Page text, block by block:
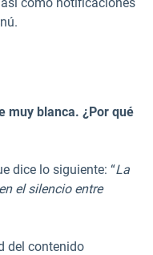
muy blanca. ¿Por qué
dice lo siguiente: “La
el silencio entre
del contenido